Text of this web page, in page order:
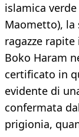
islamica
Maometto), la
ragazze
Boko Haram
certificato in
evidente di
confermata
prigionia,